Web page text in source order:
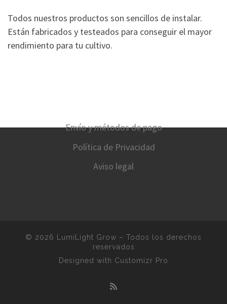
Todos nuestros productos son sencillos de instalar.
Están fabricados y testeados para conseguir el mayor
rendimiento para tu cultivo.
Envío y métodos de pago
Política de Privacidad
Aviso legal
© 2026 LumiLight Grow – Todos los derechos
reservados
Designed with Customizr Pro